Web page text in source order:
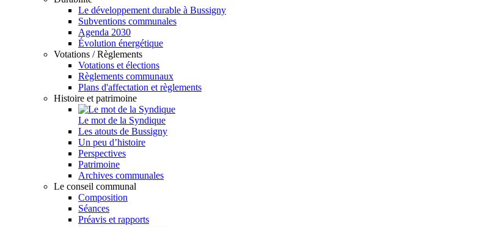
Le développement durable à Bussigny
Subventions communales
Agenda 2030
Évolution énergétique
Votations / Règlements
Votations et élections
Règlements communaux
Plans d'affectation et règlements
Histoire et patrimoine
Le mot de la Syndique
Les atouts de Bussigny
Un peu d’histoire
Perspectives
Patrimoine
Archives communales
Le conseil communal
Composition
Séances
Préavis et rapports